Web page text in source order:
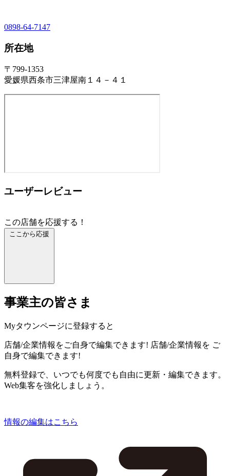
0898-64-7147
所在地
〒799-1353
愛媛県西条市三津屋南１４－４１
ユーザーレビュー
この店舗を応援する！
ここから応援
事業主の皆さま
Myタウンページに登録すると
店舗/企業情報をご自身で編集できます! 店舗/企業情報を ご
自身で編集できます!
無料登録で、いつでも何度でも自由に更新・編集できます。
Web集客を強化しましょう。
情報の編集はこちら